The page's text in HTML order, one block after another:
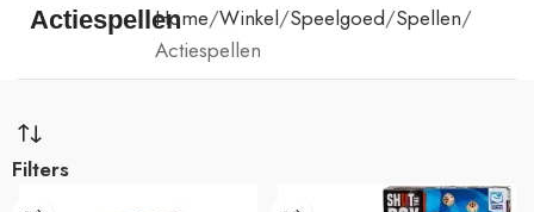
ActiespellenHome Winkel Speelgoed Spellen
Actiespellen
Filters